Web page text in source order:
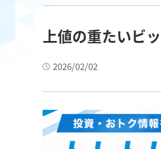
上値の重たいビ
2026/02/02